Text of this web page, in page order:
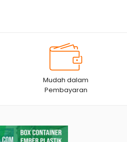
Mudah dalam
Pembayaran